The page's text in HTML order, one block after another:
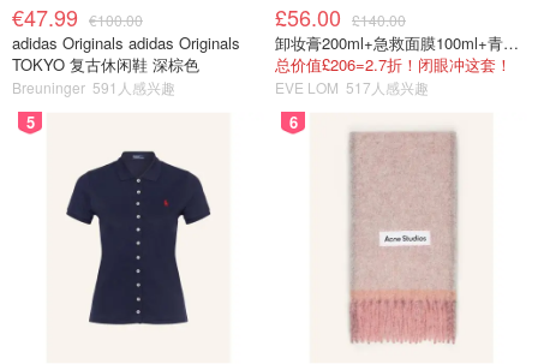
€47.99 €100.00
adidas Originals adidas Originals
TOKYO 复古休闲鞋 深棕色
Breuninger 591人感兴趣
£56.00 £140.00
卸妆膏200ml+急救面膜100ml+青春面霜15ml
总价值£206=2.7折！闭眼冲这套！
EVE LOM 517人感兴趣
5 6